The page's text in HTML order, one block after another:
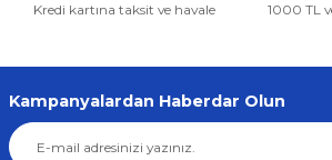
Kredi kartına taksit ve havale
1000 TL
Kampanyalardan Haberdar Olun